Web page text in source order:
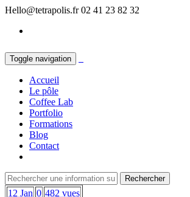
Hello@tetrapolis.fr 02 41 23 82 32
Toggle navigation
Accueil
Le pôle
Coffee Lab
Portfolio
Formations
Blog
Contact
12 Jan 0 482 vues